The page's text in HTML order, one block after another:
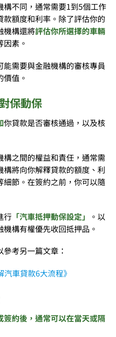
不同，通常需要1到5個工作
額度和利率。除了評估你的
機構還將評估你所選擇的車輛
因素。
需要與金融機構的審核專員
值。
保動保
你貸款是否審核通過，以及核
之間的權益和責任，通常需
將向你解釋貸款的額度、利
節。在簽約之前，你可以隨
行 「汽車抵押動保設定」
。以
構有權優先收回抵押品。
考另一篇文章：
汽車貸款6大流程》
簽約後，通常可以在當天或隔